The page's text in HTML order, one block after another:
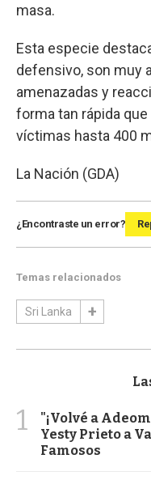
masa.
Esta especie
defensivo, son muy
amenazadas y
forma tan rápida
víctimas hasta 400
La Nación (GDA)
¿Encontraste un error?
Temas relacionados
Sri Lanka
1
"¡Volvé a
Yesty Prieto a
Famosos